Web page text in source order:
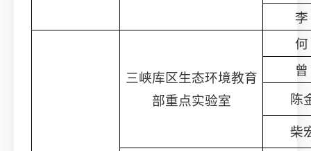
三峡库区生态环境教育
部重点实验室
陈
柴